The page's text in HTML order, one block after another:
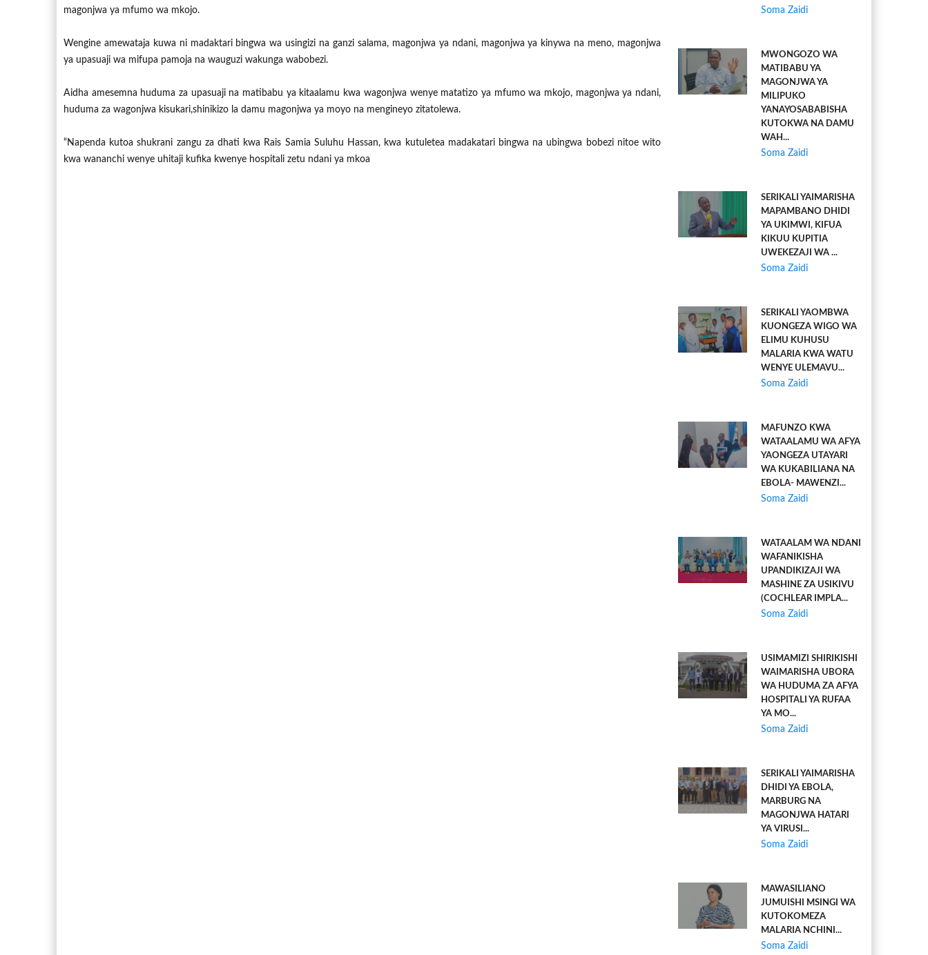
magonjwa ya mfumo wa mkojo.
Wengine amewataja kuwa ni madaktari bingwa wa usingizi na ganzi salama, magonjwa ya ndani, magonjwa ya kinywa na meno, magonjwa
ya upasuaji wa mifupa pamoja na wauguzi wakunga wabobezi.
Aidha amesemna huduma za upasuaji na matibabu ya kitaalamu kwa wagonjwa wenye matatizo ya mfumo wa mkojo, magonjwa ya ndani,
huduma za wagonjwa kisukari,shinikizo la damu magonjwa ya moyo na mengineyo zitatolewa.
“Napenda kutoa shukrani zangu za dhati kwa Rais Samia Suluhu Hassan, kwa kutuletea madakatari bingwa na ubingwa bobezi nitoe wito
kwa wananchi wenye uhitaji kufika kwenye hospitali zetu ndani ya mkoa
Soma Zaidi
MWONGOZO WA
MATIBABU YA
MAGONJWA YA
MILIPUKO
YANAYOSABABISHA
KUTOKWA NA DAMU
WAH...
Soma Zaidi
SERIKALI YAIMARISHA
MAPAMBANO DHIDI
YA UKIMWI, KIFUA
KIKUU KUPITIA
UWEKEZAJI WA ...
Soma Zaidi
SERIKALI YAOMBWA
KUONGEZA WIGO WA
ELIMU KUHUSU
MALARIA KWA WATU
WENYE ULEMAVU...
Soma Zaidi
MAFUNZO KWA
WATAALAMU WA AFYA
YAONGEZA UTAYARI
WA KUKABILIANA NA
EBOLA- MAWENZI...
Soma Zaidi
WATAALAM WA NDANI
WAFANIKISHA
UPANDIKIZAJI WA
MASHINE ZA USIKIVU
(COCHLEAR IMPLA...
Soma Zaidi
USIMAMIZI SHIRIKISHI
WAIMARISHA UBORA
WA HUDUMA ZA AFYA
HOSPITALI YA RUFAA
YA MO...
Soma Zaidi
SERIKALI YAIMARISHA
DHIDI YA EBOLA,
MARBURG NA
MAGONJWA HATARI
YA VIRUSI...
Soma Zaidi
MAWASILIANO
JUMUISHI MSINGI WA
KUTOKOMEZA
MALARIA NCHINI...
Soma Zaidi